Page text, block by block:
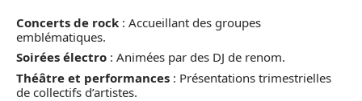
Concerts de rock : Accueillant des groupes
emblématiques.
Soirées électro : Animées par des DJ de renom.
Théâtre et performances : Présentations trimestrielles
de collectifs d’artistes.